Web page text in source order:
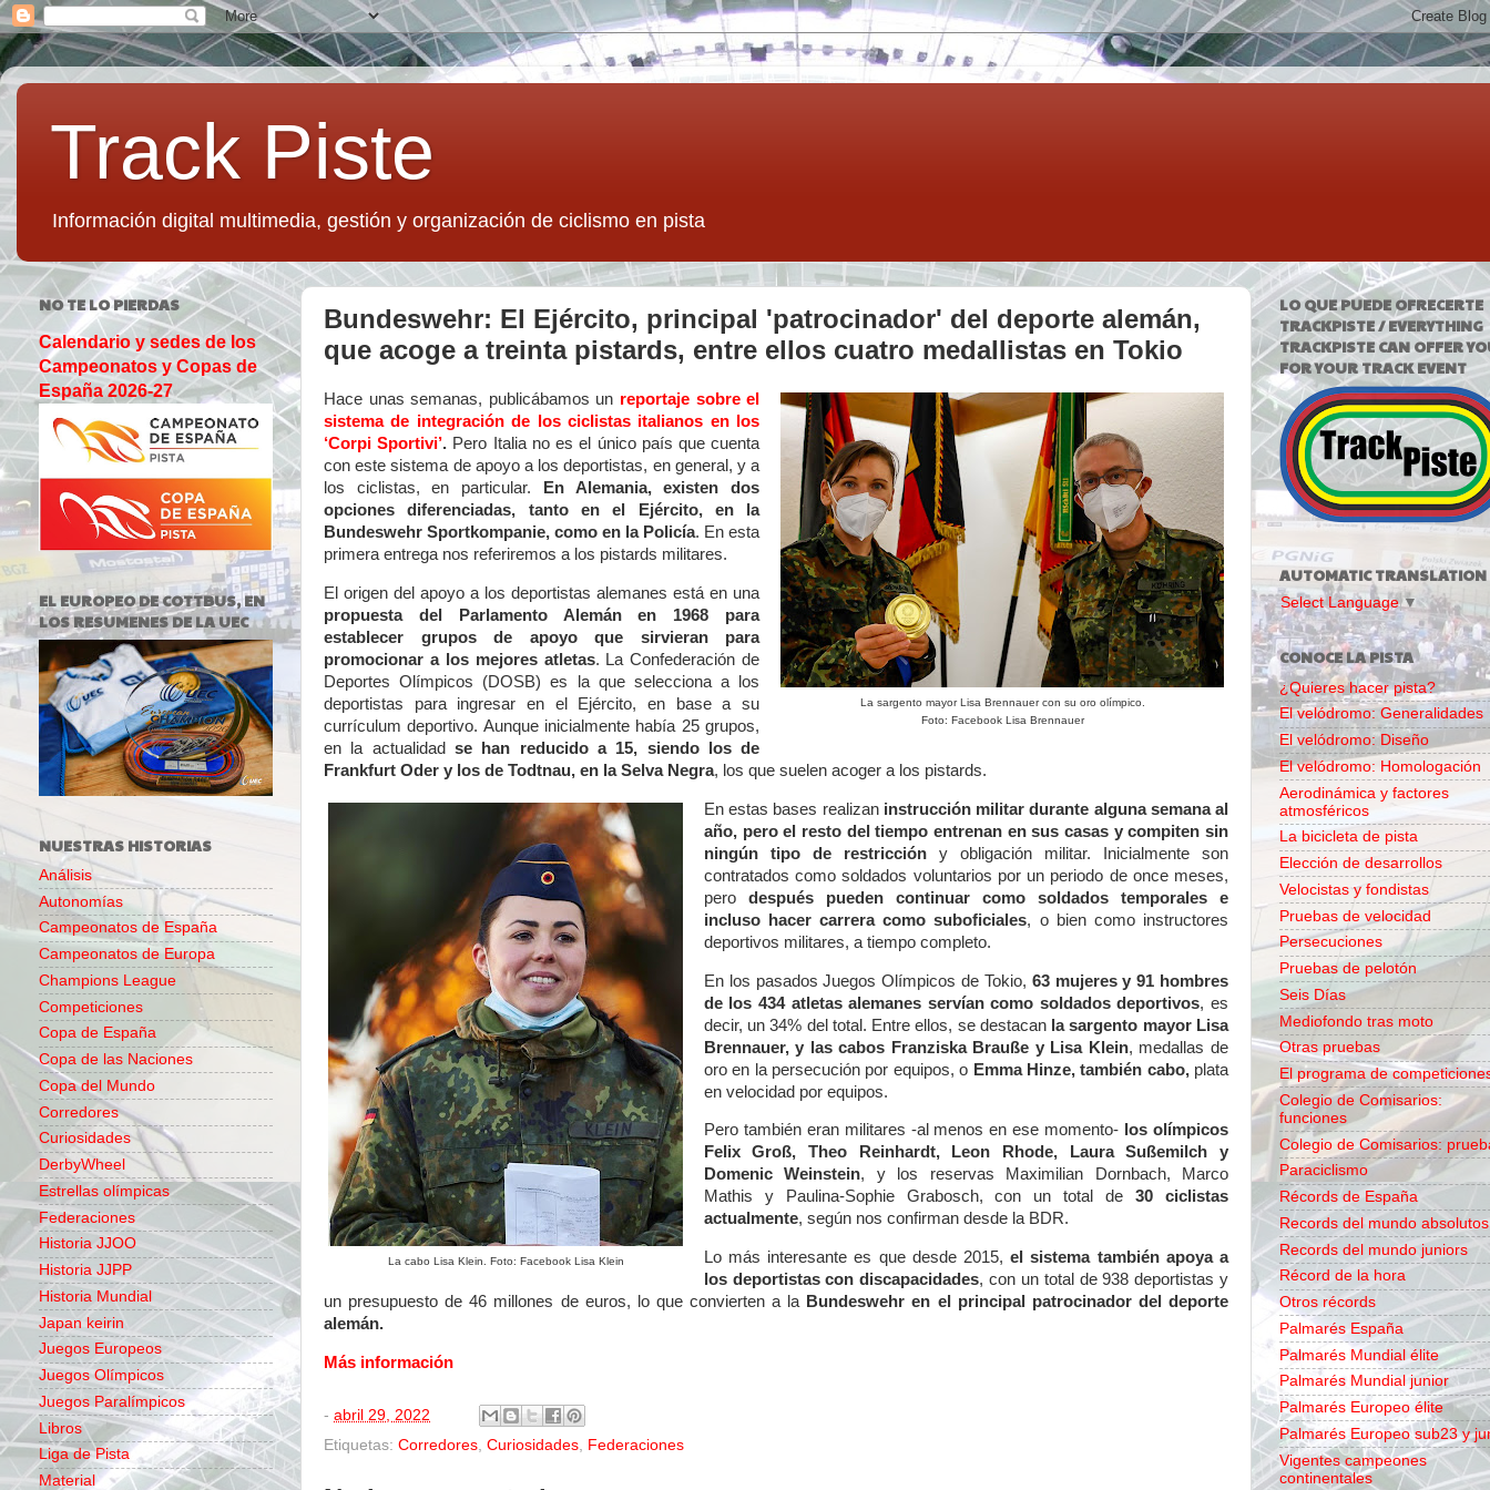
Track Piste
Información digital multimedia, gestión y organización de ciclismo en pista
Bundeswehr: El Ejército, principal 'patrocinador' del deporte alemán,
que acoge a treinta pistards, entre ellos cuatro medallistas en Tokio
La sargento mayor Lisa Brennauer con su oro olímpico.
Foto: Facebook Lisa Brennauer
Hace unas semanas, publicábamos un reportaje sobre el
sistema de integración de los ciclistas italianos en los
‘Corpi Sportivi’. Pero Italia no es el único país que cuenta
con este sistema de apoyo a los deportistas, en general, y a
los ciclistas, en particular.
En Alemania, existen dos
opciones diferenciadas, tanto en el Ejército, en la
Bundeswehr Sportkompanie, como en la Policía. En esta
primera entrega nos referiremos a los pistards militares.
El origen del apoyo a los deportistas alemanes está en una
propuesta del Parlamento Alemán en 1968 para
establecer grupos de apoyo que sirvieran para
promocionar a los mejores atletas. La Confederación de
Deportes Olímpicos (DOSB) es la que selecciona a los
deportistas para ingresar en el Ejército, en base a su
currículum deportivo. Aunque inicialmente había 25 grupos,
en la actualidad se han reducido a 15, siendo los de
Frankfurt Oder y los de Todtnau, en la Selva Negra, los que suelen acoger a los pistards.
La cabo Lisa Klein. Foto: Facebook Lisa Klein
En estas bases realizan instrucción militar durante alguna semana al
año, pero el resto del tiempo entrenan en sus casas y compiten sin
ningún tipo de restriccióny obligación militar. Inicialmente son
contratados como soldados voluntarios por un periodo de once meses,
pero después pueden continuar como soldados temporales e
incluso hacer carrera como suboficiales, o bien como instructores
deportivos militares, a tiempo completo.
En los pasados Juegos Olímpicos de Tokio, 63 mujeres y 91 hombres
de los 434 atletas alemanes servían como soldados deportivos, es
decir, un 34% del total. Entre ellos, se destacan la sargento mayor Lisa
Brennauer, y las cabos Franziska Brauße y Lisa Klein, medallas de
oro en la persecución por equipos, o Emma Hinze, también cabo,plata
en velocidad por equipos.
Pero también eran militares -al menos en ese momento- los olímpicos
Felix Groß, Theo Reinhardt, Leon Rhode, Laura Sußemilch y
Domenic Weinstein, y los reservas Maximilian Dornbach, Marco
Mathis y Paulina-Sophie Grabosch, con un total de30 ciclistas
actualmente, según nos confirman desde la BDR.
Lo más interesante es que desde 2015,el sistema también apoya a
los deportistas con discapacidades, con un total de 938 deportistas y
un presupuesto de 46 millones de euros, lo que convierten a la Bundeswehr en el principal patrocinador del deporte
alemán.
Más información
- abril 29, 2022
Etiquetas: Corredores, Curiosidades, Federaciones
NO TE LO PIERDAS
Calendario y sedes de los
Campeonatos y Copas de
España 2026-27
EL EUROPEO DE COTTBUS, EN
LOS RESUMENES DE LA UEC
NUESTRAS HISTORIAS
Análisis
Autonomías
Campeonatos de España
Campeonatos de Europa
Champions League
Competiciones
Copa de España
Copa de las Naciones
Copa del Mundo
Corredores
Curiosidades
DerbyWheel
Estrellas olímpicas
Federaciones
Historia JJOO
Historia JJPP
Historia Mundial
Japan keirin
Juegos Europeos
Juegos Olímpicos
Juegos Paralímpicos
Libros
Liga de Pista
Material
LO QUE PUEDE OFRECERTE
TRACKPISTE / EVERYTHING
TRACKPISTE CAN OFFER
FOR YOUR TRACK EVENT
AUTOMATIC TRANSLATION
Select Language ▼
CONOCE LA PISTA
¿Quieres hacer pista?
El velódromo: Generalidades
El velódromo: Diseño
El velódromo: Homologación
Aerodinámica y factores
atmosféricos
La bicicleta de pista
Elección de desarrollos
Velocistas y fondistas
Pruebas de velocidad
Persecuciones
Pruebas de pelotón
Seis Días
Mediofondo tras moto
Otras pruebas
El programa de
Colegio de Comisarios:
funciones
Colegio de Comisarios:
Paraciclismo
Récords de España
Records del mundo absolutos
Records del mundo juniors
Récord de la hora
Otros récords
Palmarés España
Palmarés Mundial élite
Palmarés Mundial junior
Palmarés Europeo élite
Palmarés Europeo sub23 y
Vigentes campeones
continentales